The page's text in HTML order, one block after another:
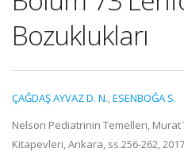
Bozuklukları
ÇAĞDAŞ AYVAZ D. N.,ESENBOĞA S.
Nelson Pediatrinin Temelleri, Murat
Kitapevleri, Ankara, ss.256-262, 2017